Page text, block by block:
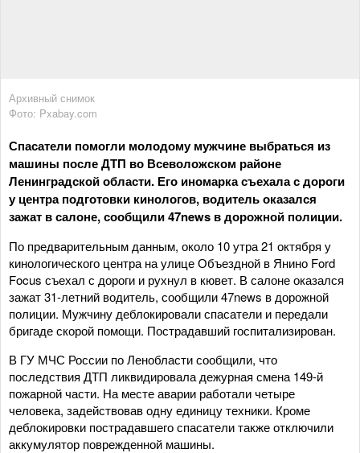
Архивный снимок
Фото: Pxabay.com
Спасатели помогли молодому мужчине выбраться из
машины после ДТП во Всеволожском районе
Ленинградской области. Его иномарка съехала с дороги
у центра подготовки кинологов, водитель оказался
зажат в салоне, сообщили 47news в дорожной полиции.
По предварительным данным, около 10 утра 21 октября у
кинологического центра на улице Объездной в Янино Ford
Focus съехал с дороги и рухнул в кювет. В салоне оказался
зажат 31-летний водитель, сообщили 47news в дорожной
полиции. Мужчину деблокировали спасатели и передали
бригаде скорой помощи. Пострадавший госпитализирован.
В ГУ МЧС России по Ленобласти сообщили, что
последствия ДТП ликвидировала дежурная смена 149-й
пожарной части. На месте аварии работали четыре
человека, задействовав одну единицу техники. Кроме
деблокировки пострадавшего спасатели также отключили
аккумулятор поврежденной машины.